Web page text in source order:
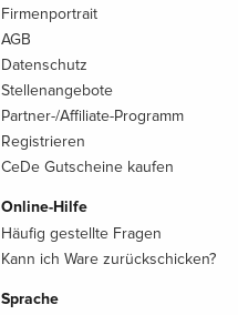
Firmenportrait
AGB
Datenschutz
Stellenangebote
Partner-/Affiliate-Programm
Registrieren
CeDe Gutscheine kaufen
Online-Hilfe
Häufig gestellte Fragen
Kann ich Ware zurückschicken?
Sprache